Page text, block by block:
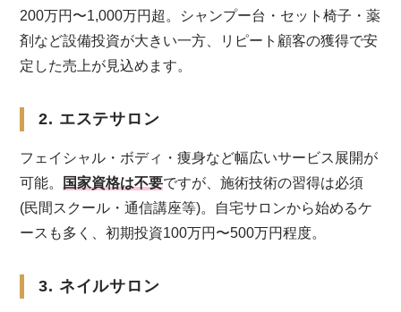
200万円〜1,000万円超。シャンプー台・セット椅子・薬
剤など設備投資が大きい一方、リピート顧客の獲得で安
定した売上が見込めます。
2. エステサロン
フェイシャル・ボディ・痩身など幅広いサービス展開が
可能。
国家資格は不要ですが、施術技術の習得は必須
(民間スクール・通信講座等)。自宅サロンから始めるケ
ースも多く、初期投資100万円〜500万円程度。
3. ネイルサロン